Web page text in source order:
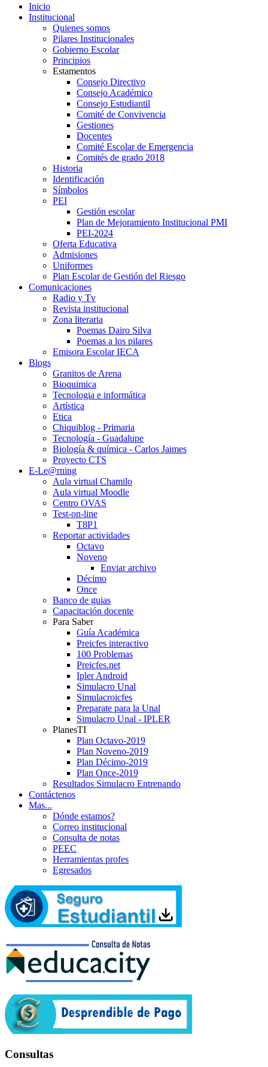
Inicio
Institucional
Quienes somos
Pilares Institucionales
Gobierno Escolar
Principios
Estamentos
Consejo Directivo
Consejo Académico
Consejo Estudiantil
Comité de Convivencia
Gestiones
Docentes
Comité Escolar de Emergencia
Comités de grado 2018
Historia
Identificación
Símbolos
PEI
Gestión escolar
Plan de Mejoramiento Institucional PMI
PEI-2024
Oferta Educativa
Admisiones
Uniformes
Plan Escolar de Gestión del Riesgo
Comunicaciones
Radio y Tv
Revista institucional
Zona literaria
Poemas Dairo Silva
Poemas a los pilares
Emisora Escolar IECA
Blogs
Granitos de Arena
Bioquimica
Tecnologia e informática
Artística
Etica
Chiquiblog - Primaria
Tecnología - Guadalupe
Biología & química - Carlos Jaimes
Proyecto CTS
E-Le@rning
Aula virtual Chamilo
Aula virtual Moodle
Centro OVAS
Test-on-line
T8P1
Reportar actividades
Octavo
Noveno
Enviar archivo
Décimo
Once
Banco de guias
Capacitación docente
Para Saber
Guía Académica
Preicfes interactivo
100 Problemas
Preicfes.net
Ipler Android
Simulacro Unal
Simulacroicfes
Preparate para la Unal
Simulacro Unal - IPLER
PlanesTI
Plan Octavo-2019
Plan Noveno-2019
Plan Décimo-2019
Plan Once-2019
Resultados Simulacro Entrenando
Contáctenos
Mas...
Dónde estamos?
Correo institucional
Consulta de notas
PEEC
Herramientas profes
Egresados
Consultas